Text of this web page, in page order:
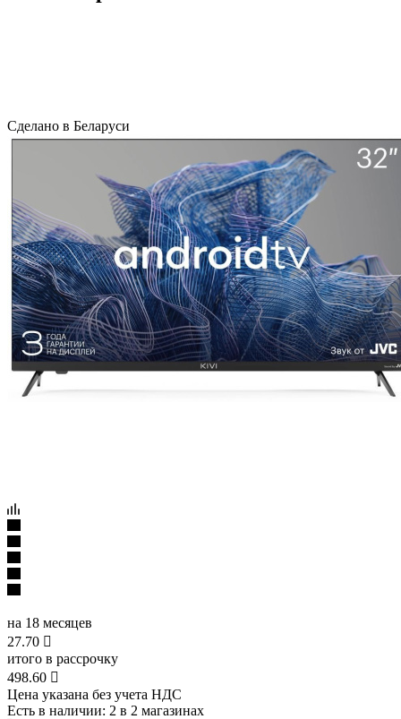
Сделано в Беларуси
на 18 месяцев
27.70 
итого в рассрочку
498.60 
Цена указана без учета НДС
Есть в наличии: 2 в 2 магазинах